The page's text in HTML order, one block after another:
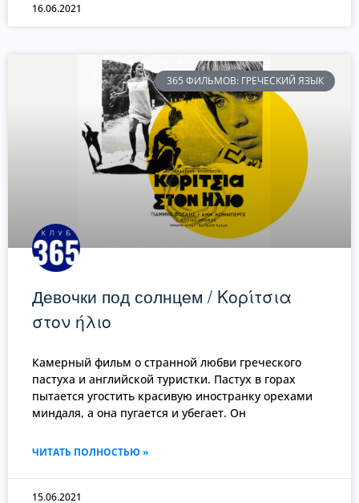
16.06.2021
365 ФИЛЬМОВ: ГРЕЧЕСКИЙ ЯЗЫК
Девочки под солнцем / Κορίτσια
στον ήλιο
Камерный фильм о странной любви греческого
пастуха и английской туристки. Пастух в горах
пытается угостить красивую иностранку орехами
миндаля, а она пугается и убегает. Он
ЧИТАТЬ ПОЛНОСТЬЮ »
15.06.2021